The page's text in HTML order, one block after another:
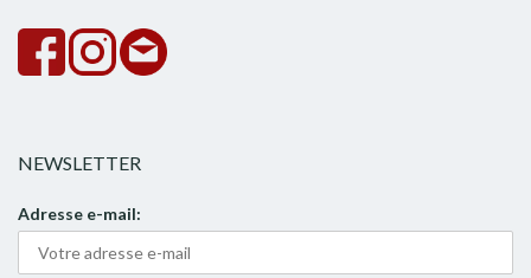
NEWSLETTER
Adresse e-mail: